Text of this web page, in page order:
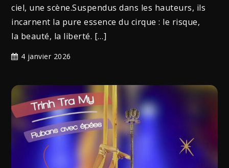
ciel, une scène.Suspendus dans les hauteurs, ils
incarnent la pure essence du cirque : le risque,
la beauté, la liberté. […]
4 janvier 2026